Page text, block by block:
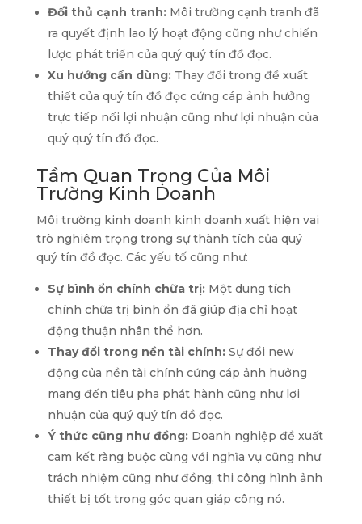
Đối thủ cạnh tranh:Môi trường cạnh tranh đã
ra quyết định lao lý hoạt động cũng như chiến
lược phát triển của quý quý tín đồ đọc.
Xu hướng cần dùng:Thay đổi trong đề xuất
thiết của quý tín đồ đọc cứng cáp ảnh hưởng
trực tiếp nối lợi nhuận cũng như lợi nhuận của
quý quý tín đồ đọc.
Tầm Quan Trọng Của Môi
Trường Kinh Doanh
Môi trường kinh doanh kinh doanh xuất hiện vai
trò nghiêm trọng trong sự thành tích của quý
quý tín đồ đọc. Các yếu tố cũng như:
Sự bình ổn chính chữa trị:Một dung tích
chính chữa trị bình ổn đã giúp địa chỉ hoạt
động thuận nhân thể hơn.
Thay đổi trong nền tài chính:Sự đổi new
động của nền tài chính cứng cáp ảnh hưởng
mang đến tiêu pha phát hành cũng như lợi
nhuận của quý quý tín đồ đọc.
Ý thức cũng như đồng:Doanh nghiệp đề xuất
cam kết ràng buộc cùng với nghĩa vụ cũng như
trách nhiệm cũng như đồng, thi công hình ảnh
thiết bị tốt trong góc quan giáp công nó.